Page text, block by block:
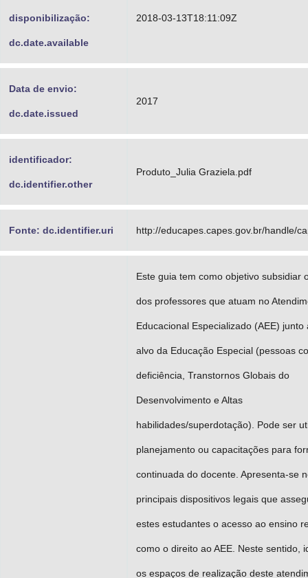
disponibilização:
dc.date.available
2018-03-13T18:11:09Z
Data de envio:
dc.date.issued
2017
identificador:
dc.identifier.other
Produto_Julia Graziela.pdf
Fonte: dc.identifier.uri http://educapes.capes.gov.br/handle/
Este guia tem como objetivo subsidiar
dos professores que atuam no
Educacional Especializado (AEE) junto
alvo da Educação Especial (pessoas
deficiência, Transtornos Globais do
Desenvolvimento e Altas
habilidades/superdotação). Pode ser
planejamento ou capacitações para
continuada do docente. Apresenta-se
principais dispositivos legais que
estes estudantes o acesso ao ensino
como o direito ao AEE. Neste sentido,
os espaços de realização deste